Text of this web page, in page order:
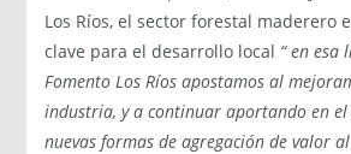
Los Ríos, el sector forestal maderero
clave para el desarrollo local “ en esa
Fomento Los Ríos apostamos al
industria, y a continuar aportando en
nuevas formas de agregación de valor